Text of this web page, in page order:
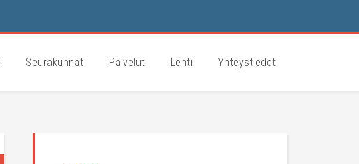
Seurakunnat Palvelut Lehti Yhteystiedot